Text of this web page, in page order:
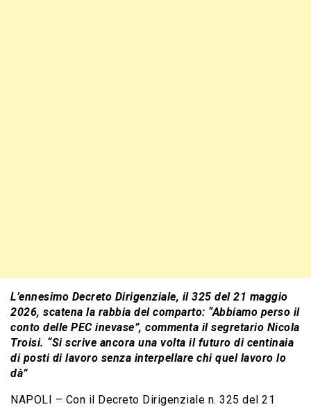
L’ennesimo Decreto Dirigenziale, il 325 del 21 maggio
2026, scatena la rabbia del comparto: “Abbiamo perso il
conto delle PEC inevase”, commenta il segretario Nicola
Troisi. “Si scrive ancora una volta il futuro di centinaia
di posti di lavoro senza interpellare chi quel lavoro lo
dà”
NAPOLI – Con il Decreto Dirigenziale n. 325 del 21